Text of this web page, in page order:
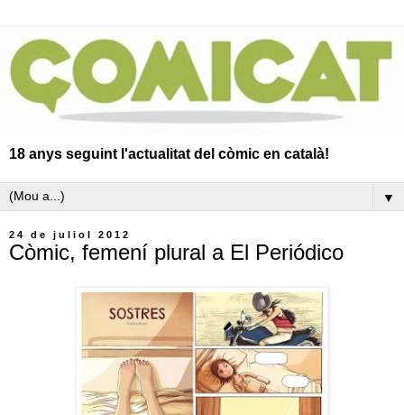
18 anys seguint l'actualitat del còmic en català!
▼
24 de juliol 2012
Còmic, femení plural a El Periódico